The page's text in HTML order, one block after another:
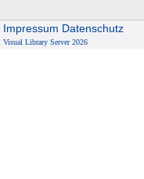
Impressum Datenschutz
Visual Library Server 2026